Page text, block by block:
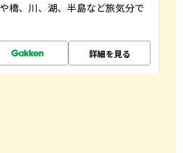
橋、川、湖、半島など旅気分で
詳細を見る